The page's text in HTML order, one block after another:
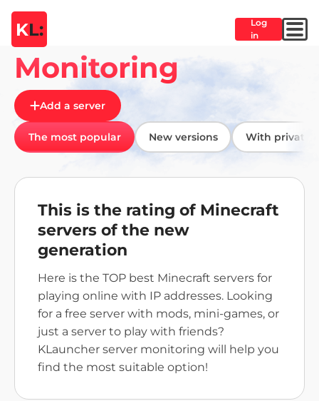
KL:
Log
in
Monitoring
The most popular New versions With private
Add a server
This is the rating of Minecraft
servers of the new
generation
Here is the TOP best Minecraft servers for
playing online with IP addresses. Looking
for a free server with mods, mini-games, or
just a server to play with friends?
KLauncher server monitoring will help you
find the most suitable option!